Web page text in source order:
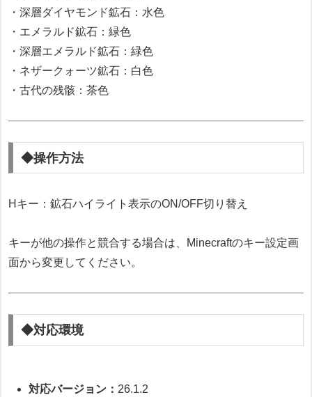
・深層ダイヤモンド鉱石：水色
・エメラルド鉱石：緑色
・深層エメラルド鉱石：緑色
・ネザークォーツ鉱石：白色
・古代の残骸：茶色
◆操作方法
Hキー：鉱石ハイライト表示のON/OFF切り替え
キーが他の操作と競合する場合は、Minecraftのキー設定画
面から変更してください。
◆対応環境
対応バージョン： 26.1.2